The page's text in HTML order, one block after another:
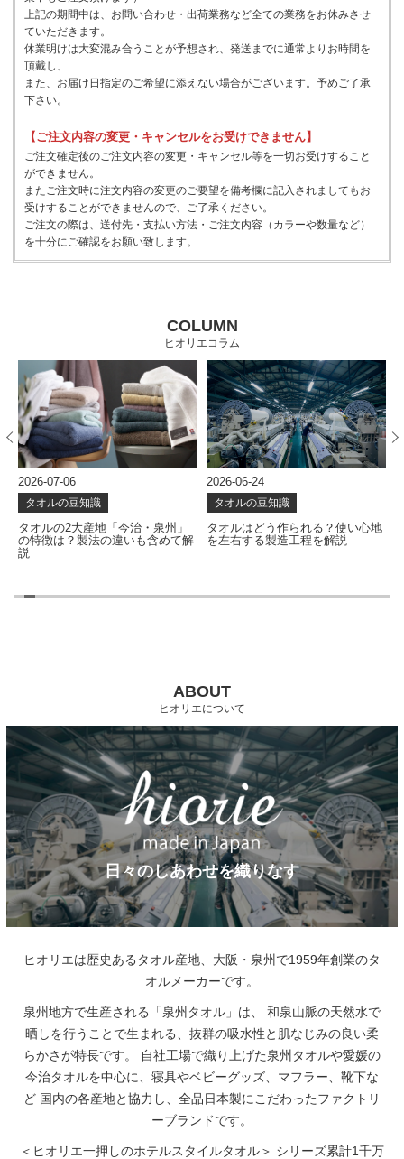
上記の期間中は、お問い合わせ・出荷業務など全ての業務をお休みさせ
ていただきます。
休業明けは大変混み合うことが予想され、発送までに通常よりお時間を
頂戴し、
また、お届け日指定のご希望に添えない場合がございます。予めご了承
下さい。
【ご注文内容の変更・キャンセルをお受けできません】
ご注文確定後のご注文内容の変更・キャンセル等を一切お受けすること
ができません。
またご注文時に注文内容の変更のご要望を備考欄に記入されましてもお
受けすることができませんので、ご了承ください。
ご注文の際は、送付先・支払い方法・ご注文内容（カラーや数量など）
を十分にご確認をお願い致します。
COLUMN
ヒオリエコラム
2026-07-06
タオルの豆知識
タオルの2大産地「今治・泉州」
の特徴は？製法の違いも含めて解
説
2026-06-24
タオルの豆知識
タオルはどう作られる？使い心地
を左右する製造工程を解説
ABOUT
ヒオリエについて
日々のしあわせを織りなす
ヒオリエは歴史あるタオル産地、大阪・泉州で1959年創業のタ
オルメーカーです。
泉州地方で生産される「泉州タオル」は、
和泉山脈の天然水で
晒しを行うことで生まれる、抜群の吸水性と肌なじみの良い柔
らかさが特長です。
自社工場で織り上げた泉州タオルや愛媛の
今治タオルを中心に、寝具やベビーグッズ、マフラー、靴下な
ど 国内の各産地と協力し、全品日本製にこだわったファクトリ
ーブランドです。
＜ヒオリエ一押しのホテルスタイルタオル＞ シリーズ累計1千万